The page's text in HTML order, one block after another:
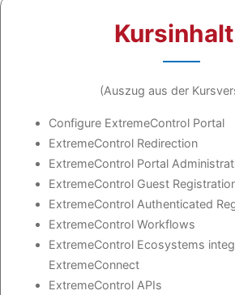
(Auszug aus der
Configure ExtremeControl Portal
ExtremeControl Redirection
ExtremeControl Portal
ExtremeControl Guest
ExtremeControl Authenticated
ExtremeControl Workflows
ExtremeControl Ecosystems
ExtremeConnect
ExtremeControl APIs